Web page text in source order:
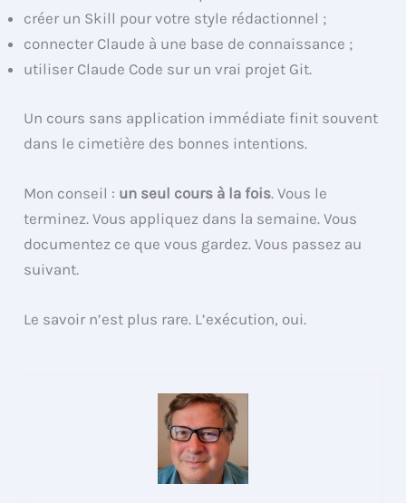
créer un Skill pour votre style rédactionnel ;
connecter Claude à une base de connaissance ;
utiliser Claude Code sur un vrai projet Git.
Un cours sans application immédiate finit souvent
dans le cimetière des bonnes intentions.
Mon conseil : un seul cours à la fois. Vous le
terminez. Vous appliquez dans la semaine. Vous
documentez ce que vous gardez. Vous passez au
suivant.
Le savoir n’est plus rare. L’exécution, oui.